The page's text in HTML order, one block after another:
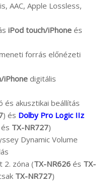
AAC, Apple Lossless,
iPod touch/iPhone és
forrás előnézeti
iPhone digitális
és akusztikai beállítás
) és Dolby Pro Logic IIz
és TX-NR727)
Dynamic Volume
2. zóna (TX-NR626 és TX-
TX-NR727)